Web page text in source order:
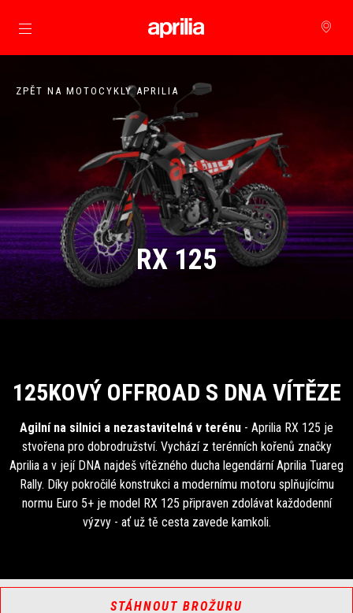
Přejít na hlavní obsah
ZPĚT NA MOTOCYKLY APRILIA
RX 125
125KOVÝ OFFROAD S DNA VÍTĚZE
Agilní na silnici a nezastavitelná v terénu - Aprilia RX 125 je
stvořena pro dobrodružství. Vychází z terénních kořenů značky
Aprilia a v její DNA najdeš vítězného ducha legendární Aprilia Tuareg
Rally. Díky pokročilé konstrukci a modernímu motoru splňujícímu
normu Euro 5+ je model RX 125 připraven zdolávat každodenní
výzvy - ať už tě cesta zavede kamkoli.
STÁHNOUT BROŽURU